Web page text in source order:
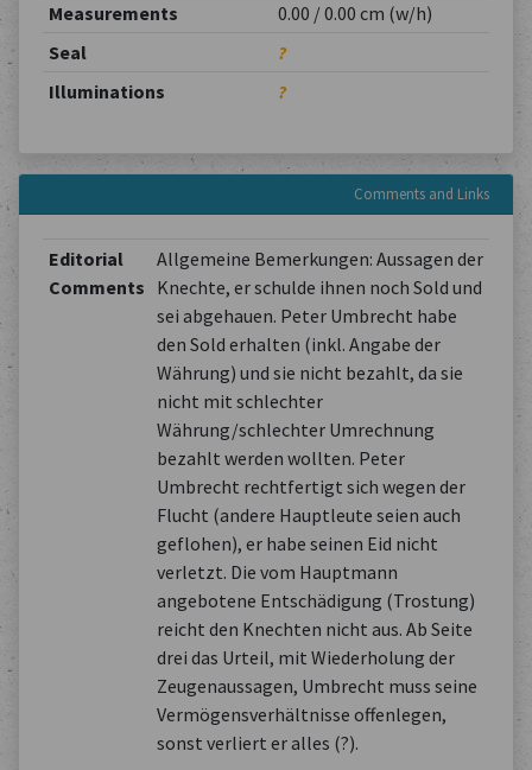
Measurements
0.00 / 0.00 cm (w/h)
Seal
?
Illuminations
?
Comments and Links
Editorial
Comments
Allgemeine Bemerkungen: Aussagen der
Knechte, er schulde ihnen noch Sold und
sei abgehauen. Peter Umbrecht habe
den Sold erhalten (inkl. Angabe der
Währung) und sie nicht bezahlt, da sie
nicht mit schlechter
Währung/schlechter Umrechnung
bezahlt werden wollten. Peter
Umbrecht rechtfertigt sich wegen der
Flucht (andere Hauptleute seien auch
geflohen), er habe seinen Eid nicht
verletzt. Die vom Hauptmann
angebotene Entschädigung (Trostung)
reicht den Knechten nicht aus. Ab Seite
drei das Urteil, mit Wiederholung der
Zeugenaussagen, Umbrecht muss seine
Vermögensverhältnisse offenlegen,
sonst verliert er alles (?).